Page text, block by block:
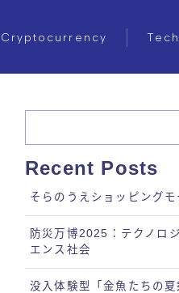
Cryptocurrency
Recent Posts
そらのうえショッピング
防災万博2025：テクノロ
エンス社会
没入体験型「金魚たちの